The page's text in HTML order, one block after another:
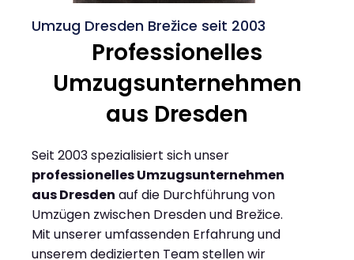
Umzug Dresden Brežice seit 2003
Professionelles
Umzugsunternehmen
aus Dresden
Seit 2003 spezialisiert sich unser
professionelles Umzugsunternehmen
aus Dresden auf die Durchführung von
Umzügen zwischen Dresden und Brežice.
Mit unserer umfassenden Erfahrung und
unserem dedizierten Team stellen wir